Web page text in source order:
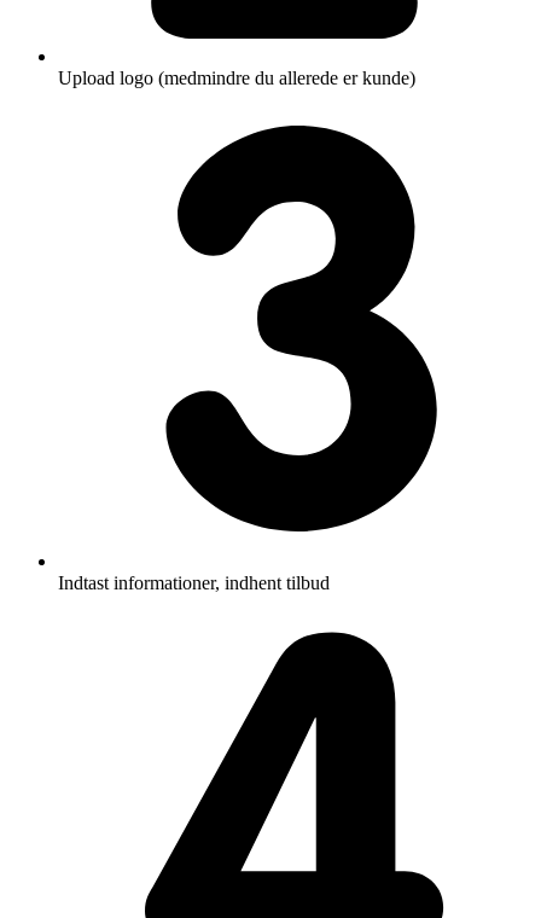
Upload logo (medmindre du allerede er kunde)
Indtast informationer, indhent tilbud